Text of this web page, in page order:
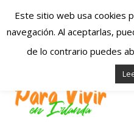
Irlanda
Este sitio web usa cookies
navegación. Al aceptarlas,
de lo contrario puedes